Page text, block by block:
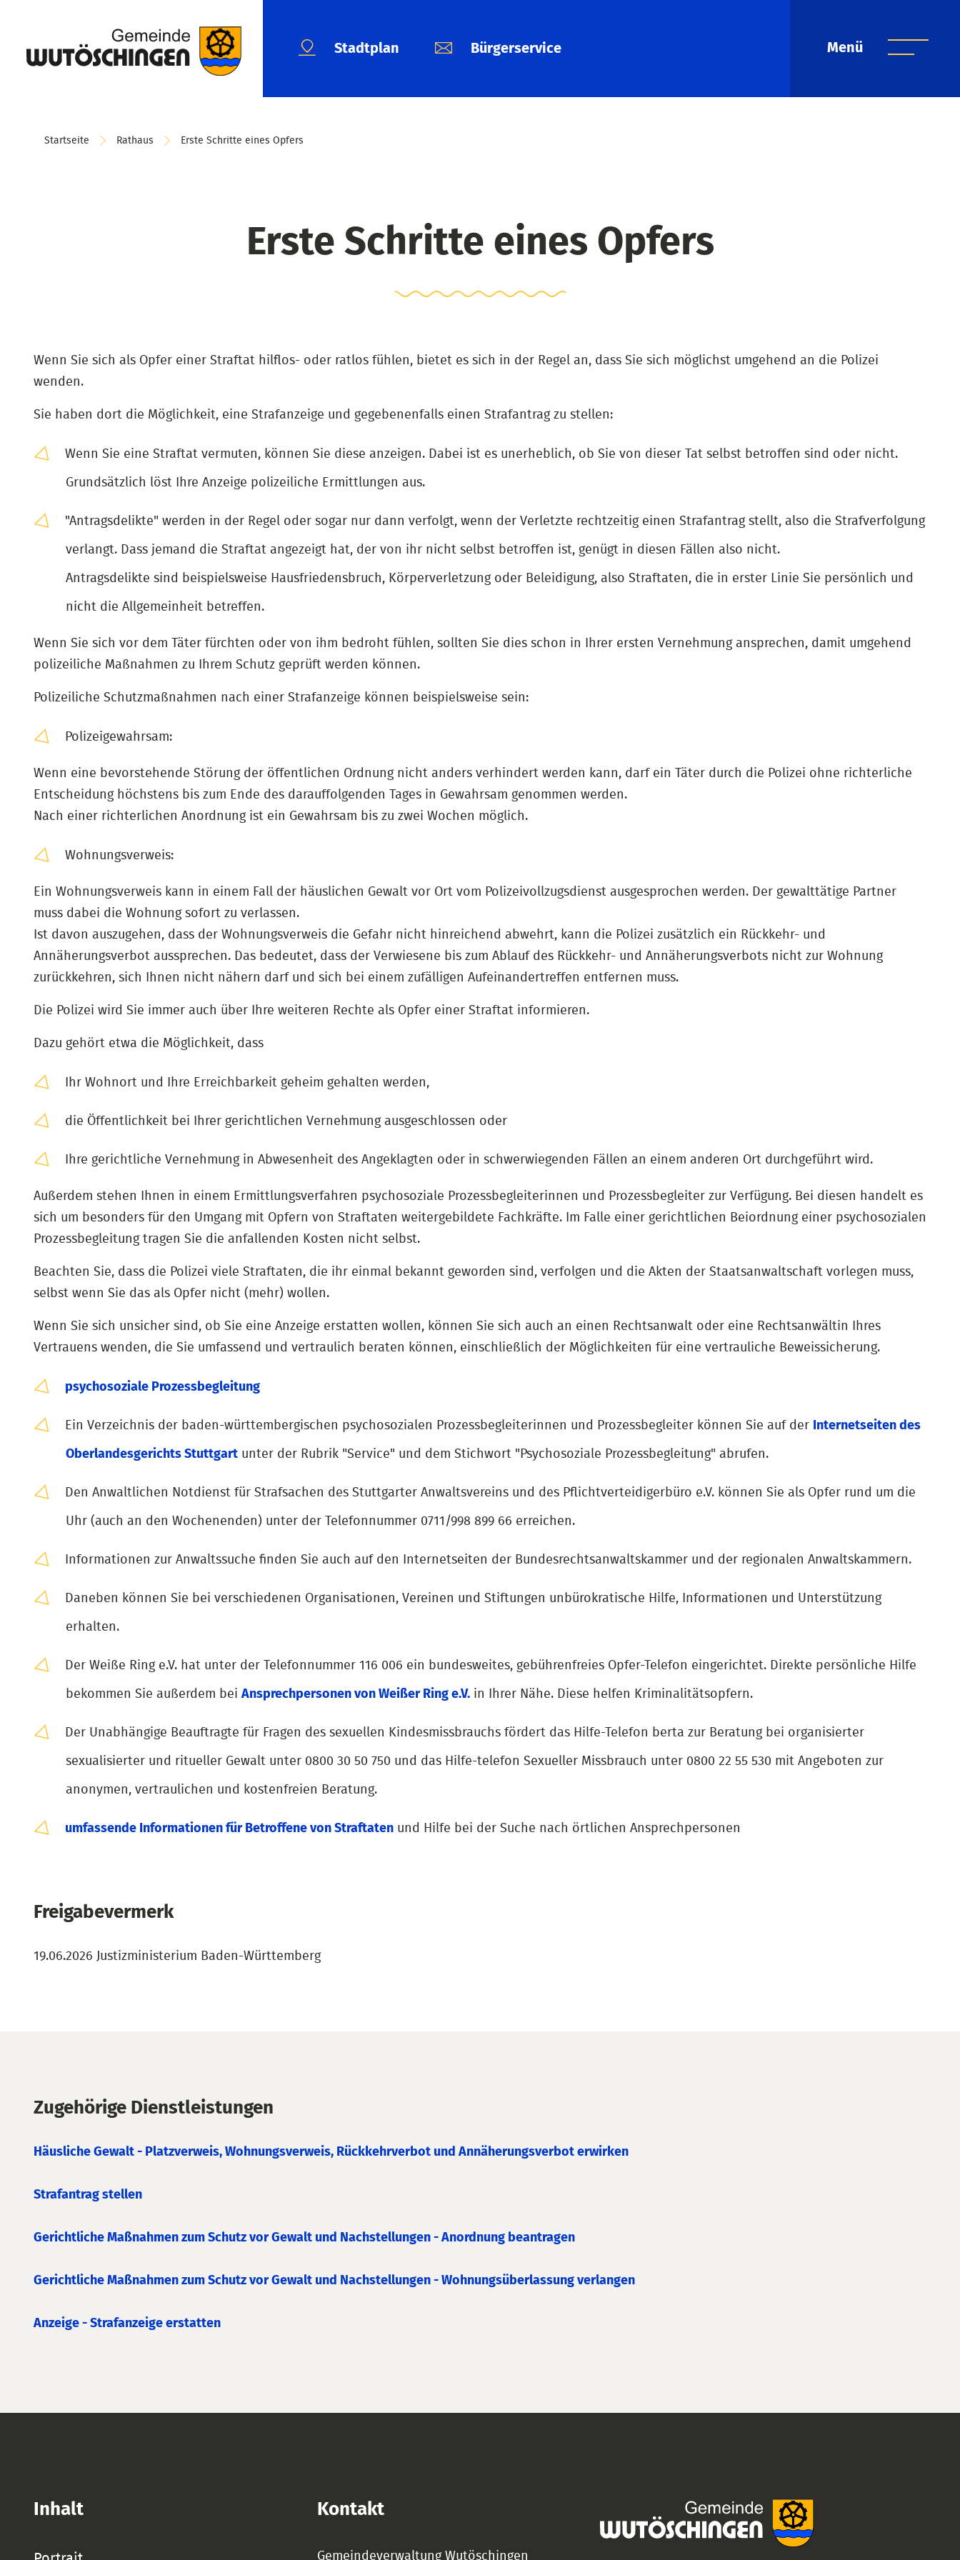
Stadtplan Bürgerservice Menü
Startseite Rathaus Erste Schritte eines Opfers
Erste Schritte eines Opfers
Wenn Sie sich als Opfer einer Straftat hilflos- oder ratlos fühlen, bietet es sich in der Regel an, dass Sie sich möglichst umgehend an die Polizei
wenden.
Sie haben dort die Möglichkeit, eine Strafanzeige und gegebenenfalls einen Strafantrag zu stellen:
Wenn Sie eine Straftat vermuten, können Sie diese anzeigen. Dabei ist es unerheblich, ob Sie von dieser Tat selbst betroffen sind oder nicht.
Grundsätzlich löst Ihre Anzeige polizeiliche Ermittlungen aus.
"Antragsdelikte" werden in der Regel oder sogar nur dann verfolgt, wenn der Verletzte rechtzeitig einen Strafantrag stellt, also die Strafverfolgung
verlangt. Dass jemand die Straftat angezeigt hat, der von ihr nicht selbst betroffen ist, genügt in diesen Fällen also nicht.
Antragsdelikte sind beispielsweise Hausfriedensbruch, Körperverletzung oder Beleidigung, also Straftaten, die in erster Linie Sie persönlich und
nicht die Allgemeinheit betreffen.
Wenn Sie sich vor dem Täter fürchten oder von ihm bedroht fühlen, sollten Sie dies schon in Ihrer ersten Vernehmung ansprechen, damit umgehend
polizeiliche Maßnahmen zu Ihrem Schutz geprüft werden können.
Polizeiliche Schutzmaßnahmen nach einer Strafanzeige können beispielsweise sein:
Polizeigewahrsam:
Wenn eine bevorstehende Störung der öffentlichen Ordnung nicht anders verhindert werden kann, darf ein Täter durch die Polizei ohne richterliche
Entscheidung höchstens bis zum Ende des darauffolgenden Tages in Gewahrsam genommen werden.
Nach einer richterlichen Anordnung ist ein Gewahrsam bis zu zwei Wochen möglich.
Wohnungsverweis:
Ein Wohnungsverweis kann in einem Fall der häuslichen Gewalt vor Ort vom Polizeivollzugsdienst ausgesprochen werden. Der gewalttätige Partner
muss dabei die Wohnung sofort zu verlassen.
Ist davon auszugehen, dass der Wohnungsverweis die Gefahr nicht hinreichend abwehrt, kann die Polizei zusätzlich ein Rückkehr- und
Annäherungsverbot aussprechen. Das bedeutet, dass der Verwiesene bis zum Ablauf des Rückkehr- und Annäherungsverbots nicht zur Wohnung
zurückkehren, sich Ihnen nicht nähern darf und sich bei einem zufälligen Aufeinandertreffen entfernen muss.
Die Polizei wird Sie immer auch über Ihre weiteren Rechte als Opfer einer Straftat informieren.
Dazu gehört etwa die Möglichkeit, dass
Ihr Wohnort und Ihre Erreichbarkeit geheim gehalten werden,
die Öffentlichkeit bei Ihrer gerichtlichen Vernehmung ausgeschlossen oder
Ihre gerichtliche Vernehmung in Abwesenheit des Angeklagten oder in schwerwiegenden Fällen an einem anderen Ort durchgeführt wird.
Außerdem stehen Ihnen in einem Ermittlungsverfahren psychosoziale Prozessbegleiterinnen und Prozessbegleiter zur Verfügung. Bei diesen handelt es
sich um besonders für den Umgang mit Opfern von Straftaten weitergebildete Fachkräfte. Im Falle einer gerichtlichen Beiordnung einer psychosozialen
Prozessbegleitung tragen Sie die anfallenden Kosten nicht selbst.
Beachten Sie, dass die Polizei viele Straftaten, die ihr einmal bekannt geworden sind, verfolgen und die Akten der Staatsanwaltschaft vorlegen muss,
selbst wenn Sie das als Opfer nicht (mehr) wollen.
Wenn Sie sich unsicher sind, ob Sie eine Anzeige erstatten wollen, können Sie sich auch an einen Rechtsanwalt oder eine Rechtsanwältin Ihres
Vertrauens wenden, die Sie umfassend und vertraulich beraten können, einschließlich der Möglichkeiten für eine vertrauliche Beweissicherung.
psychosoziale Prozessbegleitung
Ein Verzeichnis der baden-württembergischen psychosozialen Prozessbegleiterinnen und Prozessbegleiter können Sie auf der Internetseiten des
Oberlandesgerichts Stuttgart unter der Rubrik "Service" und dem Stichwort "Psychosoziale Prozessbegleitung" abrufen.
Den Anwaltlichen Notdienst für Strafsachen des Stuttgarter Anwaltsvereins und des Pflichtverteidigerbüro e.V. können Sie als Opfer rund um die
Uhr (auch an den Wochenenden) unter der Telefonnummer 0711/998 899 66 erreichen.
Informationen zur Anwaltssuche finden Sie auch auf den Internetseiten der Bundesrechtsanwaltskammer und der regionalen Anwaltskammern.
Daneben können Sie bei verschiedenen Organisationen, Vereinen und Stiftungen unbürokratische Hilfe, Informationen und Unterstützung
erhalten.
Der Weiße Ring e.V. hat unter der Telefonnummer 116 006 ein bundesweites, gebührenfreies Opfer-Telefon eingerichtet. Direkte persönliche Hilfe
bekommen Sie außerdem beiAnsprechpersonen von Weißer Ring e.V. in Ihrer Nähe. Diese helfen Kriminalitätsopfern.
Der Unabhängige Beauftragte für Fragen des sexuellen Kindesmissbrauchs fördert das Hilfe-Telefon berta zur Beratung bei organisierter
sexualisierter und ritueller Gewalt unter 0800 30 50 750 und das Hilfe-telefon Sexueller Missbrauch unter 0800 22 55 530 mit Angeboten zur
anonymen, vertraulichen und kostenfreien Beratung.
umfassende Informationen für Betroffene von Straftaten und Hilfe bei der Suche nach örtlichen Ansprechpersonen
Freigabevermerk
19.06.2026 Justizministerium Baden-Württemberg
Zugehörige Dienstleistungen
Häusliche Gewalt - Platzverweis, Wohnungsverweis, Rückkehrverbot und Annäherungsverbot erwirken
Strafantrag stellen
Gerichtliche Maßnahmen zum Schutz vor Gewalt und Nachstellungen - Anordnung beantragen
Gerichtliche Maßnahmen zum Schutz vor Gewalt und Nachstellungen - Wohnungsüberlassung verlangen
Anzeige - Strafanzeige erstatten
Inhalt Kontakt
Gemeindeverwaltung Wutöschingen